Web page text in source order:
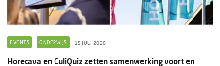
EVENTS ONDERWIJS 15 JULI 2026
Horecava en CuliQuiz zetten samenwerking voort en